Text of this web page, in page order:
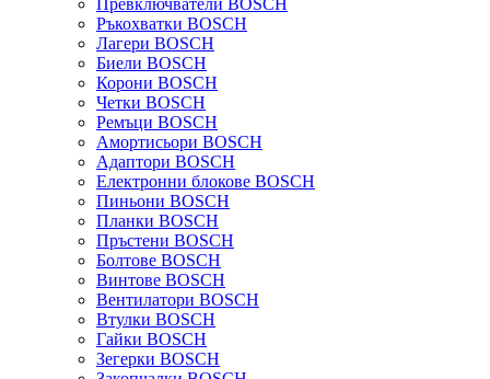
Превключватели BOSCH
Ръкохватки BOSCH
Лагери BOSCH
Биели BOSCH
Корони BOSCH
Четки BOSCH
Ремъци BOSCH
Амортисьори BOSCH
Адаптори BOSCH
Електронни блокове BOSCH
Пиньони BOSCH
Планки BOSCH
Пръстени BOSCH
Болтове BOSCH
Винтове BOSCH
Вентилатори BOSCH
Втулки BOSCH
Гайки BOSCH
Зегерки BOSCH